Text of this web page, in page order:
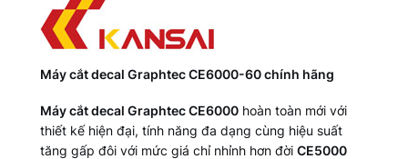
Máy cắt decal Graphtec CE6000-60 chính hãng
Máy cắt decal Graphtec CE6000hoàn toàn mới với
thiết kế hiện đại, tính năng đa dạng cùng hiệu suất
tăng gấp đôi với mức giá chỉ nhỉnh hơn đời CE5000